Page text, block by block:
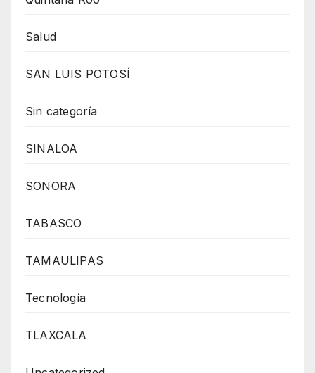
Salud
SAN LUIS POTOSÍ
Sin categoría
SINALOA
SONORA
TABASCO
TAMAULIPAS
Tecnología
TLAXCALA